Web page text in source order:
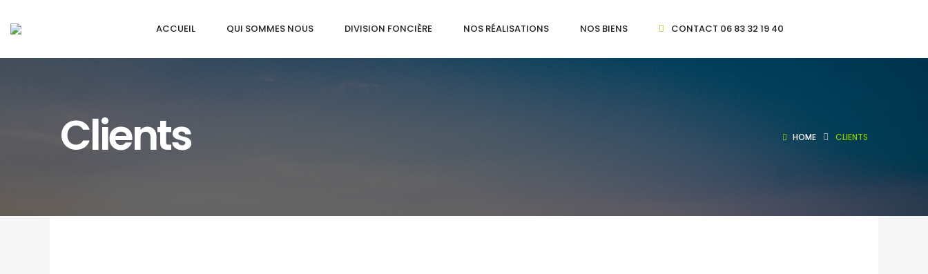
ACCUEIL QUI SOMMES NOUS DIVISION FONCIÈRE NOS RÉALISATIONS NOS BIENS CONTACT 06 83 32 19 40
Clients HOME CLIENTS